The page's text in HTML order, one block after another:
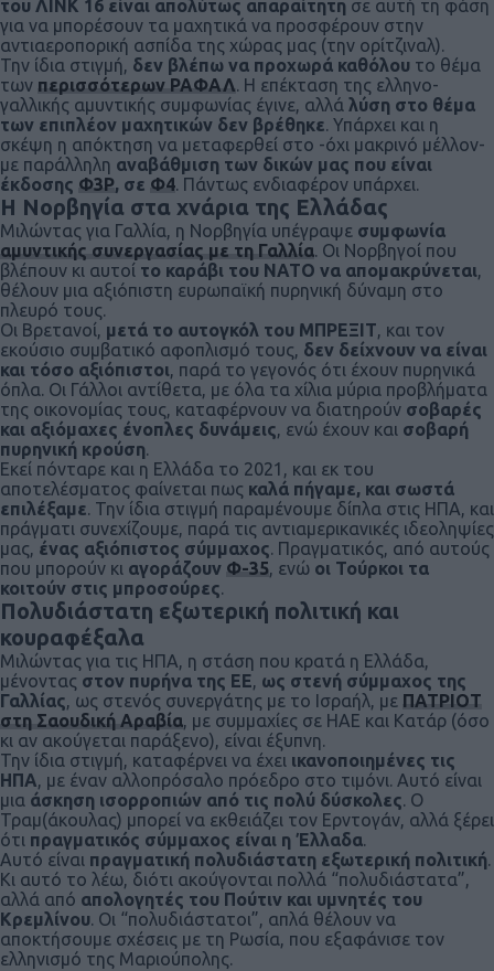
του ΛΙΝΚ 16 είναι απολύτως απαραίτητη σε αυτή τη φάση
για να μπορέσουν τα μαχητικά να προσφέρουν στην
αντιαεροπορική ασπίδα της χώρας μας (την ορίτζιναλ).
Την ίδια στιγμή, δεν βλέπω να προχωρά καθόλου το θέμα
των περισσότερων ΡΑΦΑΛ. Η επέκταση της ελληνο-
γαλλικής αμυντικής συμφωνίας έγινε, αλλά λύση στο θέμα
των επιπλέον μαχητικών δεν βρέθηκε. Υπάρχει και η
σκέψη η απόκτηση να μεταφερθεί στο -όχι μακρινό μέλλον-
με παράλληλη αναβάθμιση των δικών μας που είναι
έκδοσης Φ3Ρ, σε Φ4. Πάντως ενδιαφέρον υπάρχει.
Η Νορβηγία στα χνάρια της Ελλάδας
Μιλώντας για Γαλλία, η Νορβηγία υπέγραψε συμφωνία
αμυντικής συνεργασίας με τη Γαλλία. Οι Νορβηγοί που
βλέπουν κι αυτοί το καράβι του ΝΑΤΟ να απομακρύνεται,
θέλουν μια αξιόπιστη ευρωπαϊκή πυρηνική δύναμη στο
πλευρό τους.
Οι Βρετανοί, μετά το αυτογκόλ του ΜΠΡΕΞΙΤ, και τον
εκούσιο συμβατικό αφοπλισμό τους, δεν δείχνουν να είναι
και τόσο αξιόπιστοι, παρά το γεγονός ότι έχουν πυρηνικά
όπλα. Οι Γάλλοι αντίθετα, με όλα τα χίλια μύρια προβλήματα
της οικονομίας τους, καταφέρνουν να διατηρούν σοβαρές
και αξιόμαχες ένοπλες δυνάμεις, ενώ έχουν και σοβαρή
πυρηνική κρούση.
Εκεί πόνταρε και η Ελλάδα το 2021, και εκ του
αποτελέσματος φαίνεται πως καλά πήγαμε, και σωστά
επιλέξαμε. Την ίδια στιγμή παραμένουμε δίπλα στις ΗΠΑ, και
πράγματι συνεχίζουμε, παρά τις αντιαμερικανικές ιδεοληψίες
μας, ένας αξιόπιστος σύμμαχος. Πραγματικός, από αυτούς
που μπορούν κι αγοράζουν Φ-35, ενώ οι Τούρκοι τα
κοιτούν στις μπροσούρες.
Πολυδιάστατη εξωτερική πολιτική και
κουραφέξαλα
Μιλώντας για τις ΗΠΑ, η στάση που κρατά η Ελλάδα,
μένοντας στον πυρήνα της ΕΕ, ως στενή σύμμαχος της
Γαλλίας, ως στενός συνεργάτης με το Ισραήλ, με ΠΑΤΡΙΟΤ
στη Σαουδική Αραβία, με συμμαχίες σε ΗΑΕ και Κατάρ (όσο
κι αν ακούγεται παράξενο), είναι έξυπνη.
Την ίδια στιγμή, καταφέρνει να έχει ικανοποιημένες τις
ΗΠΑ, με έναν αλλοπρόσαλο πρόεδρο στο τιμόνι. Αυτό είναι
μια άσκηση ισορροπιών από τις πολύ δύσκολες. Ο
Τραμ(άκουλας) μπορεί να εκθειάζει τον Ερντογάν, αλλά ξέρει
ότι πραγματικός σύμμαχος είναι η Έλλαδα.
Αυτό είναι πραγματική πολυδιάστατη εξωτερική πολιτική.
Κι αυτό το λέω, διότι ακούγονται πολλά “πολυδιάστατα”,
αλλά από απολογητές του Πούτιν και υμνητές του
Κρεμλίνου. Οι “πολυδιάστατοι”, απλά θέλουν να
αποκτήσουμε σχέσεις με τη Ρωσία, που εξαφάνισε τον
ελληνισμό της Μαριούπολης.